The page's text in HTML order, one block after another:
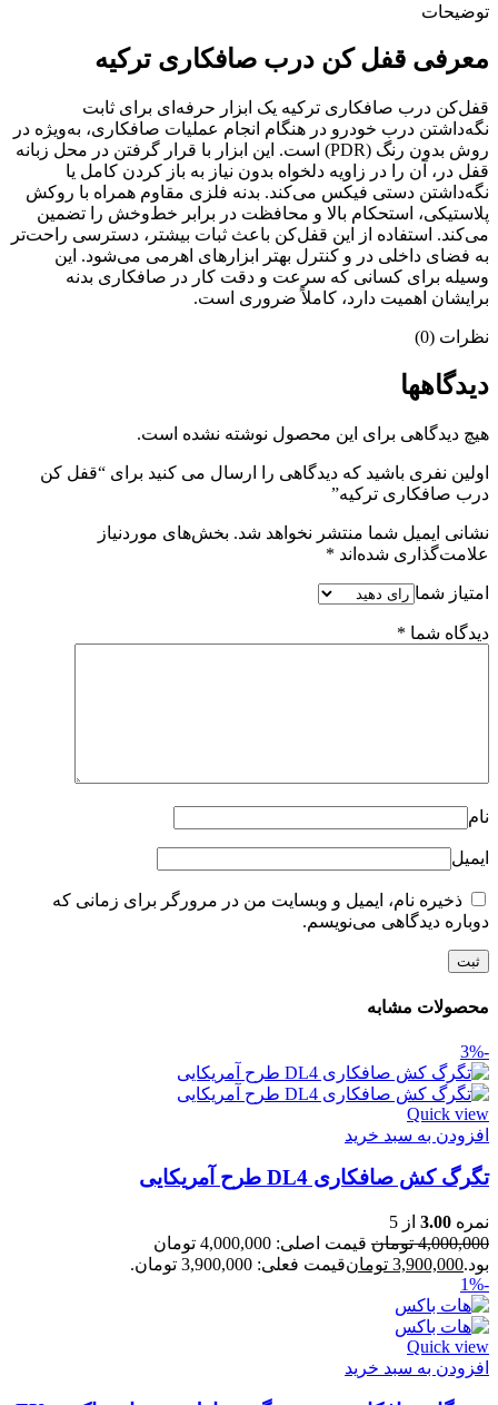
توضیحات
معرفی قفل کن درب صافکاری ترکیه
قفل‌کن درب صافکاری ترکیه یک ابزار حرفه‌ای برای ثابت
نگه‌داشتن درب خودرو در هنگام انجام عملیات صافکاری، به‌ویژه در
روش بدون رنگ (PDR) است. این ابزار با قرار گرفتن در محل زبانه
قفل در، آن را در زاویه دلخواه بدون نیاز به باز کردن کامل یا
نگه‌داشتن دستی فیکس می‌کند. بدنه فلزی مقاوم همراه با روکش
پلاستیکی، استحکام بالا و محافظت در برابر خط‌وخش را تضمین
می‌کند. استفاده از این قفل‌کن باعث ثبات بیشتر، دسترسی راحت‌تر
به فضای داخلی در و کنترل بهتر ابزارهای اهرمی می‌شود. این
وسیله برای کسانی که سرعت و دقت کار در صافکاری بدنه
برایشان اهمیت دارد، کاملاً ضروری است.
نظرات (0)
دیدگاهها
هیچ دیدگاهی برای این محصول نوشته نشده است.
اولین نفری باشید که دیدگاهی را ارسال می کنید برای “قفل کن
درب صافکاری ترکیه”
نشانی ایمیل شما منتشر نخواهد شد. بخش‌های موردنیاز
علامت‌گذاری شده‌اند *
امتیاز شما
دیدگاه شما *
نام
ایمیل
ذخیره نام، ایمیل و وبسایت من در مرورگر برای زمانی که
دوباره دیدگاهی می‌نویسم.
محصولات مشابه
-3%
Quick view
افزودن به سبد خرید
تگرگ کش صافکاری DL4 طرح آمریکایی
نمره 3.00 از 5
4,000,000 تومان
قیمت اصلی: 4,000,000 تومان
بود.3,900,000 تومانقیمت فعلی: 3,900,000 تومان.
-1%
Quick view
افزودن به سبد خرید